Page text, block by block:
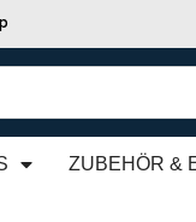
ZUBEHÖR &